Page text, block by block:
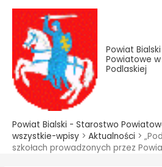
treści
Przejdź
treści
Powiat
Powiatowe w
Podlaskiej
Powiat Bialski - Starostwo
wszystkie-wpisy > Aktualności >
szkołach prowadzonych przez